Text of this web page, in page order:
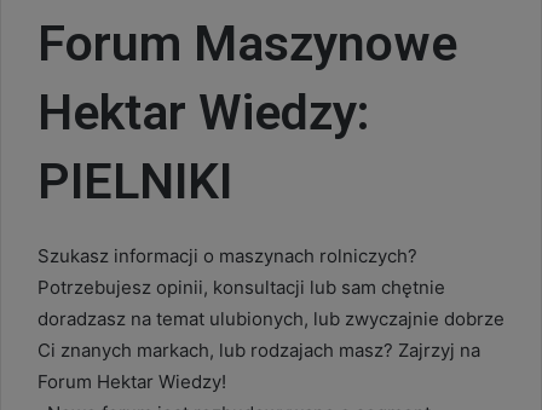
Forum Maszynowe
Hektar Wiedzy:
PIELNIKI
Szukasz informacji o maszynach rolniczych?
Potrzebujesz opinii, konsultacji lub sam chętnie
doradzasz na temat ulubionych, lub zwyczajnie dobrze
Ci znanych markach, lub rodzajach masz? Zajrzyj na
Forum Hektar Wiedzy!